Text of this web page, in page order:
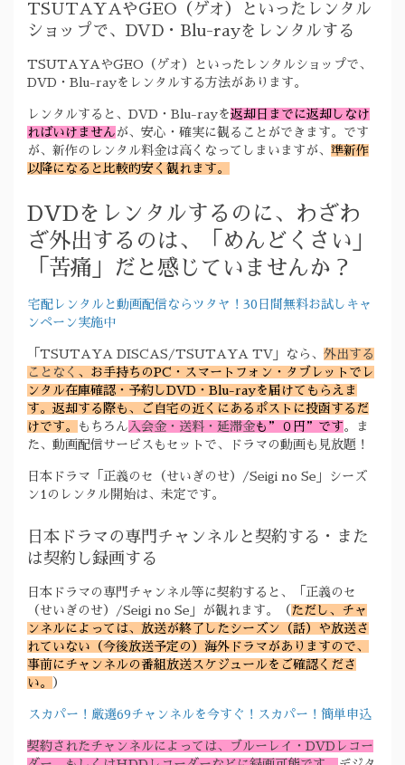
TSUTAYAやGEO（ゲオ）といったレンタル
ショップで、DVD・Blu-rayをレンタルする
TSUTAYAやGEO（ゲオ）といったレンタルショップで、
DVD・Blu-rayをレンタルする方法があります。
レンタルすると、DVD・Blu-rayを返却日までに返却しなけ
ればいけません が、安心・確実に観ることができます。です
が、新作のレンタル料金は高くなってしまいますが、 準新作
以降になると比較的安く観れます。
DVDをレンタルするのに、わざわ
ざ外出するのは、「めんどくさい」
「苦痛」だと感じていませんか？
宅配レンタルと動画配信ならツタヤ！30日間無料お試しキャ
ンペーン実施中
「TSUTAYA DISCAS/TSUTAYA TV」なら、 外出する
ことなく 、お手持ちのPC・スマートフォン・タブレットでレ
ンタル在庫確認・予約しDVD・Blu-rayを届けてもらえま
す。返却する際も、ご自宅の近くにあるポストに投函するだ
けです。
もちろん 入会金・送料・延滞金も”０円”です。ま
た、動画配信サービスもセットで、ドラマの動画も見放題！
日本ドラマ「正義のセ（せいぎのせ）/Seigi no Se」シーズ
ン1のレンタル開始は、未定です。
日本ドラマの専門チャンネルと契約する・また
は契約し録画する
日本ドラマの専門チャンネル等に契約すると、「正義のセ
（せいぎのせ）/Seigi no Se」が観れます。（ ただし、チャ
ンネルによっては、放送が終了したシーズン（話）や放送さ
れていない（今後放送予定の）海外ドラマがありますので、
事前にチャンネルの番組放送スケジュールをご確認くださ
い。
）
スカパー！厳選69チャンネルを今すぐ！スカパー！簡単申込
契約されたチャンネルによっては、ブルーレイ・DVDレコー